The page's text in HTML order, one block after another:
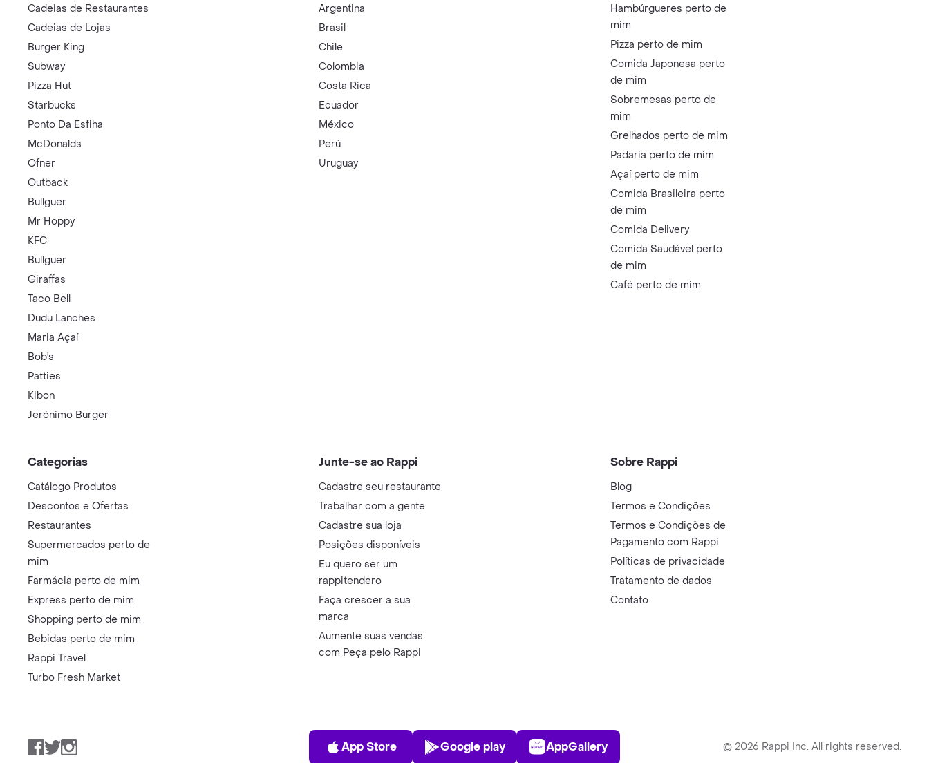
Cadeias de Restaurantes
Cadeias de Lojas
Burger King
Subway
Pizza Hut
Starbucks
Ponto Da Esfiha
McDonalds
Ofner
Outback
Bullguer
Mr Hoppy
KFC
Bullguer
Giraffas
Taco Bell
Dudu Lanches
Maria Açaí
Bob's
Patties
Kibon
Jerónimo Burger
Argentina
Brasil
Chile
Colombia
Costa Rica
Ecuador
México
Perú
Uruguay
Hambúrgueres perto de
mim
Pizza perto de mim
Comida Japonesa perto
de mim
Sobremesas perto de
mim
Grelhados perto de mim
Padaria perto de mim
Açaí perto de mim
Comida Brasileira perto
de mim
Comida Delivery
Comida Saudável perto
de mim
Café perto de mim
Categorias
Catálogo Produtos
Descontos e Ofertas
Restaurantes
Supermercados perto de
mim
Farmácia perto de mim
Express perto de mim
Shopping perto de mim
Bebidas perto de mim
Rappi Travel
Turbo Fresh Market
Junte-se ao Rappi
Cadastre seu restaurante
Trabalhar com a gente
Cadastre sua loja
Posições disponíveis
Eu quero ser um
rappitendero
Faça crescer a sua
marca
Aumente suas vendas
com Peça pelo Rappi
Sobre Rappi
Blog
Termos e Condições
Termos e Condições de
Pagamento com Rappi
Políticas de privacidade
Tratamento de dados
Contato
Facebook
TwitterInstagram
App Store
App Store
Play Store
Google play
AppGallery
AppGallery © 2026 Rappi Inc. All rights reserved.